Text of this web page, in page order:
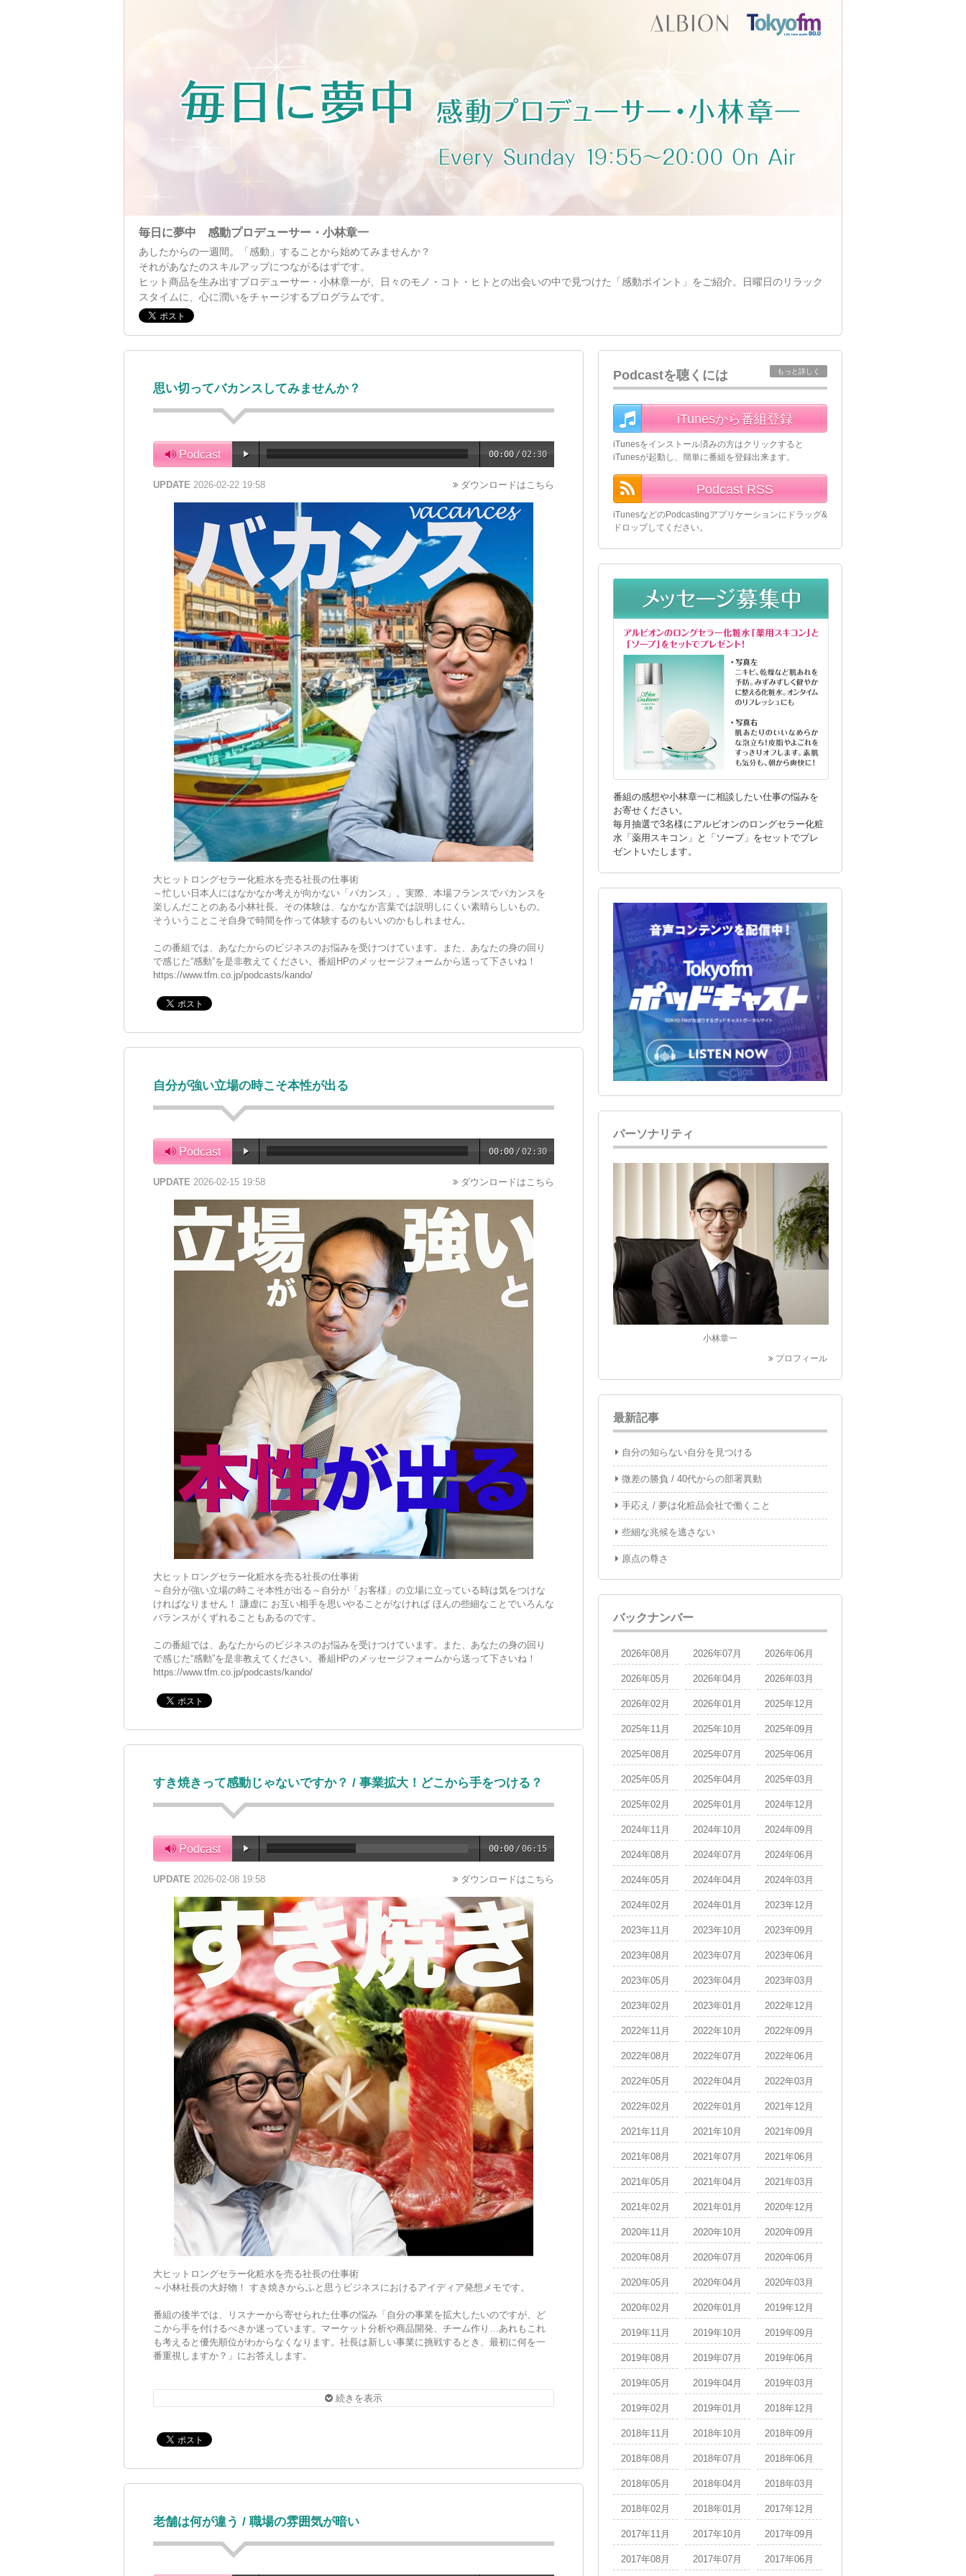
毎日に夢中 感動プロデューサー・小林章一
あしたからの一週間。「感動」することから始めてみませんか？
それがあなたのスキルアップにつながるはずです。
ヒット商品を生み出すプロデューサー・小林章一が、日々のモノ・コト・ヒトとの出会いの中で見つけた「感動ポイント」をご紹介。日曜日のリラック
スタイムに、心に潤いをチャージするプログラムです。
思い切ってバカンスしてみませんか？
Podcast 00:00 /02:30
ダウンロードはこちら
UPDATE 2026-02-22 19:58
大ヒットロングセラー化粧水を売る社長の仕事術
～忙しい日本人にはなかなか考えが向かない「バカンス」。実際、本場フランスでバカンスを
楽しんだことのある小林社長。その体験は、なかなか言葉では説明しにくい素晴らしいもの。
そういうことこそ自身で時間を作って体験するのもいいのかもしれません。
この番組では、あなたからのビジネスのお悩みを受けつけています。また、あなたの身の回り
で感じた“感動”を是非教えてください。番組HPのメッセージフォームから送って下さいね！
https://www.tfm.co.jp/podcasts/kando/
自分が強い立場の時こそ本性が出る
Podcast 00:00 /02:30
ダウンロードはこちら
UPDATE 2026-02-15 19:58
大ヒットロングセラー化粧水を売る社長の仕事術
～自分が強い立場の時こそ本性が出る～自分が「お客様」の立場に立っている時は気をつけな
ければなりません！ 謙虚に お互い相手を思いやることがなければ ほんの些細なことでいろんな
バランスがくずれることもあるのです。
この番組では、あなたからのビジネスのお悩みを受けつけています。また、あなたの身の回り
で感じた“感動”を是非教えてください。番組HPのメッセージフォームから送って下さいね！
https://www.tfm.co.jp/podcasts/kando/
すき焼きって感動じゃないですか？ / 事業拡大！どこから手をつける？
Podcast 00:00 /06:15
ダウンロードはこちら
UPDATE 2026-02-08 19:58
大ヒットロングセラー化粧水を売る社長の仕事術
～小林社長の大好物！ すき焼きからふと思うビジネスにおけるアイディア発想メモです。
番組の後半では、リスナーから寄せられた仕事の悩み「自分の事業を拡大したいのですが、ど
こから手を付けるべきか迷っています。マーケット分析や商品開発、チーム作り…あれもこれ
も考えると優先順位がわからなくなります。社長は新しい事業に挑戦するとき、最初に何を一
番重視しますか？」にお答えします。
で感じた“感動”を是非教えてください。番組HPのメッセージフォームから送って下さいね！
https://www.tfm.co.jp/podcasts/kando/
続きを表示
老舗は何が違う / 職場の雰囲気が暗い
Podcastを聴くには もっと詳しく
iTunesから番組登録
iTunesをインストール済みの方はクリックすると
iTunesが起動し、簡単に番組を登録出来ます。
Podcast RSS
iTunesなどのPodcastingアプリケーションにドラッグ&
ドロップしてください。
番組の感想や小林章一に相談したい仕事の悩みを
お寄せください。
毎月抽選で3名様にアルビオンのロングセラー化粧
水「薬用スキコン」と「ソープ」をセットでプレ
ゼントいたします。
パーソナリティ
小林章一
プロフィール
最新記事
自分の知らない自分を見つける
微差の勝負 / 40代からの部署異動
手応え / 夢は化粧品会社で働くこと
些細な兆候を逃さない
原点の尊さ
バックナンバー
2026年08月 2026年07月 2026年06月
2026年05月 2026年04月 2026年03月
2026年02月 2026年01月 2025年12月
2025年11月 2025年10月 2025年09月
2025年08月 2025年07月 2025年06月
2025年05月 2025年04月 2025年03月
2025年02月 2025年01月 2024年12月
2024年11月 2024年10月 2024年09月
2024年08月 2024年07月 2024年06月
2024年05月 2024年04月 2024年03月
2024年02月 2024年01月 2023年12月
2023年11月 2023年10月 2023年09月
2023年08月 2023年07月 2023年06月
2023年05月 2023年04月 2023年03月
2023年02月 2023年01月 2022年12月
2022年11月 2022年10月 2022年09月
2022年08月 2022年07月 2022年06月
2022年05月 2022年04月 2022年03月
2022年02月 2022年01月 2021年12月
2021年11月 2021年10月 2021年09月
2021年08月 2021年07月 2021年06月
2021年05月 2021年04月 2021年03月
2021年02月 2021年01月 2020年12月
2020年11月 2020年10月 2020年09月
2020年08月 2020年07月 2020年06月
2020年05月 2020年04月 2020年03月
2020年02月 2020年01月 2019年12月
2019年11月 2019年10月 2019年09月
2019年08月 2019年07月 2019年06月
2019年05月 2019年04月 2019年03月
2019年02月 2019年01月 2018年12月
2018年11月 2018年10月 2018年09月
2018年08月 2018年07月 2018年06月
2018年05月 2018年04月 2018年03月
2018年02月 2018年01月 2017年12月
2017年11月 2017年10月 2017年09月
2017年08月 2017年07月 2017年06月